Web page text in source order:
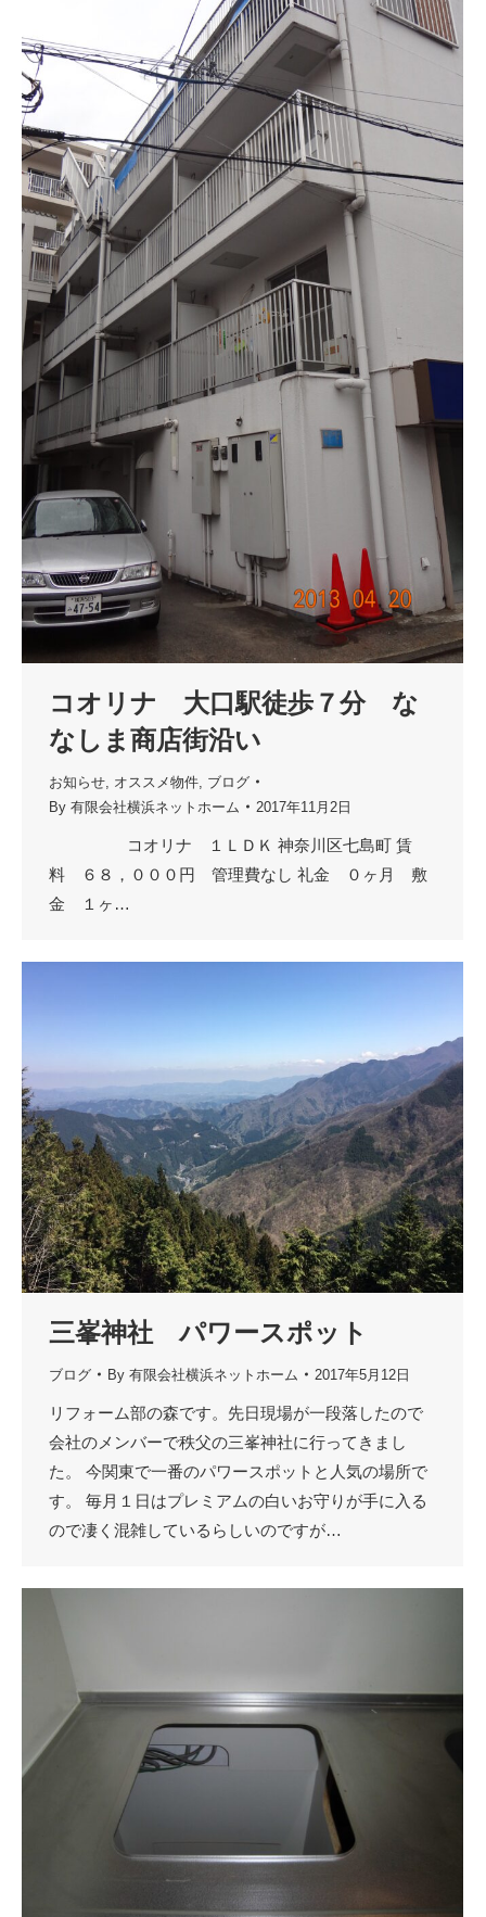
コオリナ 大口駅徒歩７分 な
なしま商店街沿い
お知らせ オススメ物件 ブログ
By 有限会社横浜ネットホーム 2017年11月2日
コオリナ １ＬＤＫ 神奈川区七島町 賃
料 ６８，０００円 管理費なし 礼金 ０ヶ月 敷
金 １ヶ…
三峯神社 パワースポット
ブログ By 有限会社横浜ネットホーム 2017年5月12日
リフォーム部の森です。先日現場が一段落したので
会社のメンバーで秩父の三峯神社に行ってきまし
た。 今関東で一番のパワースポットと人気の場所で
す。 毎月１日はプレミアムの白いお守りが手に入る
ので凄く混雑しているらしいのですが…